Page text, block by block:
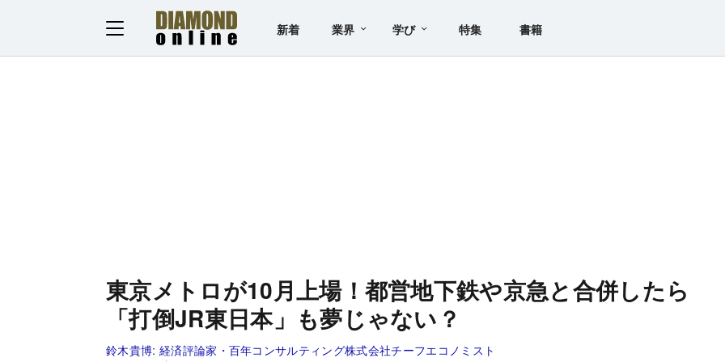
新着 業界 学び 特集 書籍
東京メトロが10月上場！都営地下鉄や京急と合併したら
「打倒JR東日本」も夢じゃない？
鈴木貴博: 経済評論家・百年コンサルティング株式会社チーフエコノミスト